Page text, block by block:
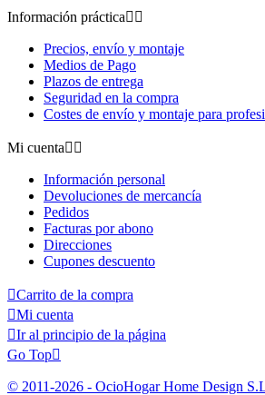
Información práctica 
Precios, envío y montaje
Medios de Pago
Plazos de entrega
Seguridad en la compra
Costes de envío y montaje para
Mi cuenta 
Información personal
Devoluciones de mercancía
Pedidos
Facturas por abono
Direcciones
Cupones descuento
Carrito de la compra
Mi cuenta
Ir al principio de la página
Go Top
© 2011-2026 - OcioHogar Home Design